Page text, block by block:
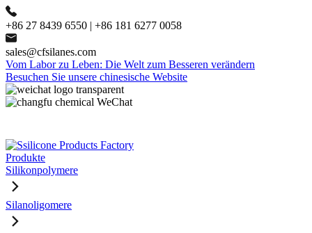
+86 27 8439 6550 | +86 181 6277 0058
sales@cfsilanes.com
Vom Labor zu Leben: Die Welt zum Besseren verändern
Besuchen Sie unsere chinesische Website
Produkte
Silikonpolymere
Silanoligomere